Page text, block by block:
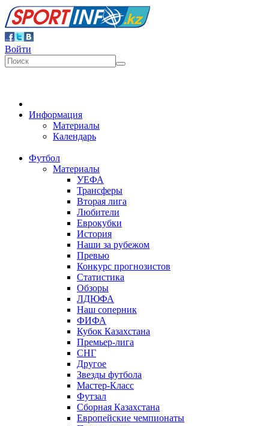
Войти
Информация
Материалы
Календарь
Футбол
Материалы
УЕФА
Трансферы
Вторая лига
Любители
Еврокубки
История
Наши за рубежом
Превью
Конкурс прогнозистов
Статистика
Обзоры
ЛДЮФА
Наш соперник
ФИФА
Кубок Казахстана
Премьер-лига
СНГ
Другое
Звезды футбола
Мастер-Класс
Футзал
Сборная Казахстана
Европейские чемпионаты